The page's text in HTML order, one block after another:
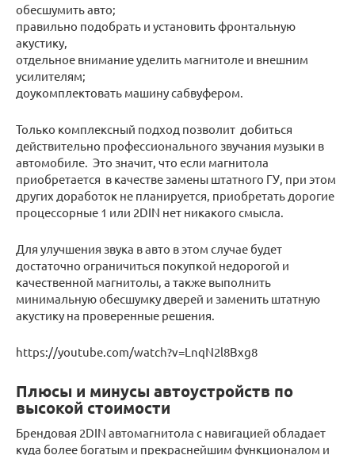
обесшумить авто;
правильно подобрать и установить фронтальную
акустику,
отдельное внимание уделить магнитоле и внешним
усилителям;
доукомплектовать машину сабвуфером.
Только комплексный подход позволит добиться
действительно профессионального звучания музыки в
автомобиле. Это значит, что если магнитола
приобретается в качестве замены штатного ГУ, при этом
других доработок не планируется, приобретать дорогие
процессорные 1 или 2DIN нет никакого смысла.
Для улучшения звука в авто в этом случае будет
достаточно ограничиться покупкой недорогой и
качественной магнитолы, а также выполнить
минимальную обесшумку дверей и заменить штатную
акустику на проверенные решения.
https://youtube.com/watch?v=LnqN2l8Bxg8
Плюсы и минусы автоустройств по
высокой стоимости
Брендовая 2DIN автомагнитола с навигацией обладает
куда более богатым и прекраснейшим функционалом и